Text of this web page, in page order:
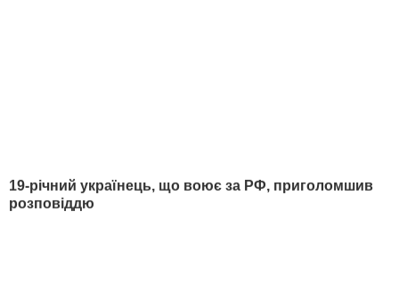
Правила пользования сайтом и использования материалов
Политика конфиденциальности и защиты персональных данных